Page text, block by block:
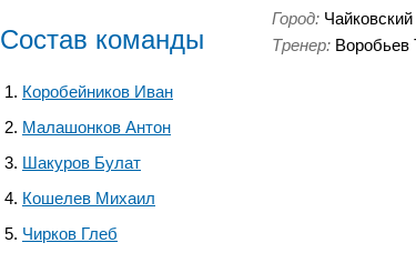
Состав команды
Коробейников Иван
Малашонков Антон
Шакуров Булат
Кошелев Михаил
Чирков Глеб
Город: Чайковский
Тренер: Воробьев